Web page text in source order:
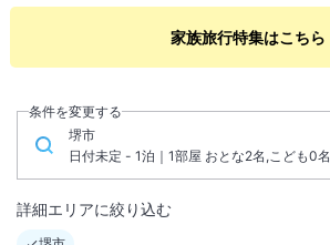
家族旅行特集はこちら
条件を変更する
堺市
日付未定 - 1泊｜1部屋 おとな2名,こども0名
詳細エリアに絞り込む